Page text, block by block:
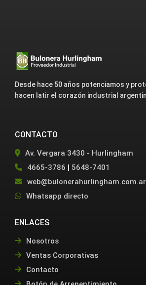
Desde hace 50 años potenciamos y
hacen latir el corazón industrial
CONTACTO
Av. Vergara 3430 - Hurlingham
4665-3786 | 5648-7401
web@bulonerahurlingham.com.ar
Whatsapp directo
ENLACES
Nosotros
Ventas Corporativas
Contacto